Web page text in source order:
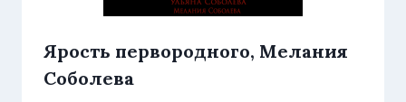
Ярость первородного, Мелания
Соболева